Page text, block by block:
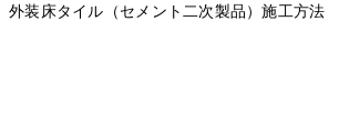
外装床タイル（セメント二次製品）施工方法